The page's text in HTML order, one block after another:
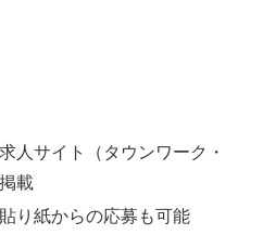
人サイト（タウンワーク・
載
り紙からの応募も可能